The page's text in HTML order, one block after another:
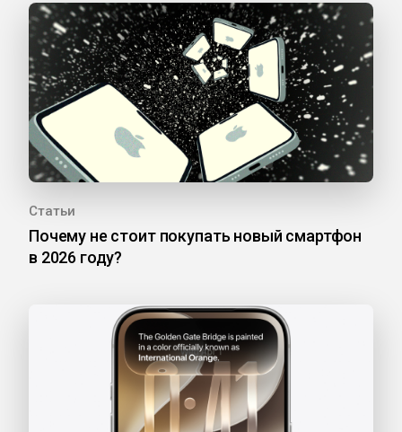
Статьи
Почему не стоит покупать новый смартфон
в 2026 году?